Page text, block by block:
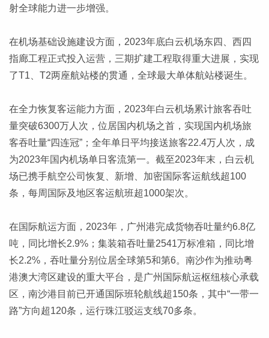
射全球能力进一步增强。
在机场基础设施建设方面，2023年底白云机场东四、西四
指廊工程正式投入运营，三期扩建工程取得重大进展，实现
了T1、T2两座航站楼的贯通，全球最大单体航站楼诞生。
在全力恢复客运能力方面，2023年白云机场累计旅客吞吐
量突破6300万人次，位居国内机场之首，实现国内机场旅
客吞吐量“四连冠”；全年单日平均接送旅客22.4万人次，成
为2023年国内机场单日客流第一。截至2023年末，白云机
场已携手航空公司恢复、新增、加密国际客运航线超100
条，每周国际及地区客运航班超1000架次。
在国际航运方面，2023年，广州港完成货物吞吐量约6.8亿
吨，同比增长2.9%；集装箱吞吐量2541万标准箱，同比增
长2.2%，吞吐量分别位居全球第5和第6。南沙作为推动粤
港澳大湾区建设的重大平台，是广州国际航运枢纽核心承载
区，南沙港目前已开通国际班轮航线超150条，其中“一带一
路”方向超120条，运行珠江驳运支线70多条。